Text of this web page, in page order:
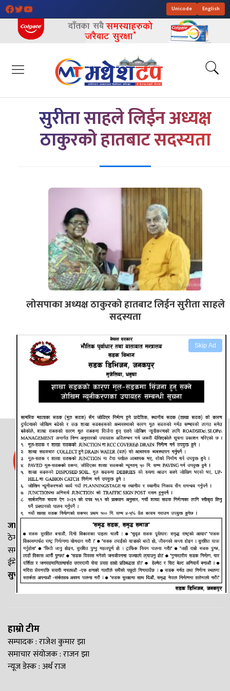
Skip Ad
Unicode English
सुरीता साहले लिईन अध्यक्ष
ठाकुरको हातबाट सदस्यता
लोसपाका अध्यक्ष ठाकुरको हातबाट लिईन सुरीता साहले
सदस्यता
जानकी न्यूज नेटवर्क
ठेगाना: लक्ष्मीनियाँ -७, मधेश प्रदेश
सम्पर्क नं. : +977-9844100829
ईमेल:Madheshtopnews@gmail.com
सुचना विभाग दर्ता नं. २५४०/२०७७/७८
हाम्रो टीम
सम्पादक : राजेश कुमार झा
समाचार संयोजक : राजन झा
न्यूज डेस्क : अर्थ राज